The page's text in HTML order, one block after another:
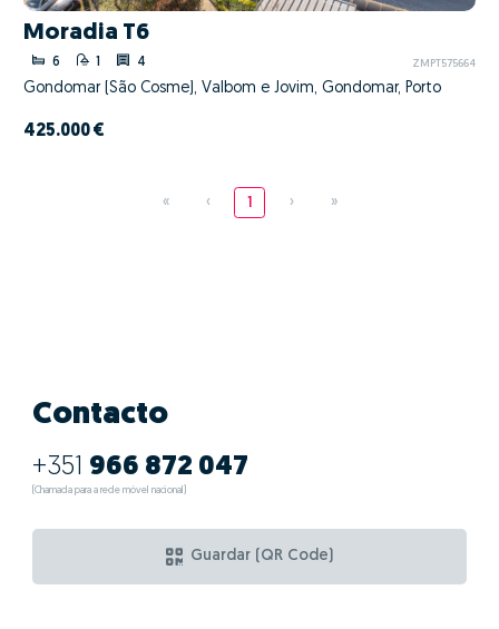
Moradia T6
6 4 ZMPT575664
Gondomar (São Cosme), Valbom e Jovim, Gondomar, Porto
425.000 €
« ‹ 1 › »
Contacto
+351 966 872 047
(Chamada para a rede móvel nacional)
Guardar (QR Code)